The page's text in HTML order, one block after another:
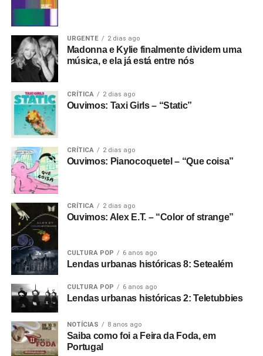
URGENTE 2 dias ago
Madonna e Kylie finalmente dividem uma
música, e ela já está entre nós
CRÍTICA 2 dias ago
Ouvimos: Taxi Girls – “Static”
CRÍTICA 2 dias ago
Ouvimos: Pianocoquetel – “Que coisa”
CRÍTICA 2 dias ago
Ouvimos: Alex E.T. – “Color of strange”
CULTURA POP 6 anos ago
Lendas urbanas históricas 8: Setealém
CULTURA POP 6 anos ago
Lendas urbanas históricas 2: Teletubbies
NOTÍCIAS 8 anos ago
Saiba como foi a Feira da Foda, em
Portugal